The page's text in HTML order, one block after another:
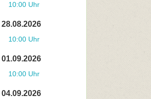
10:00 Uhr
28.08.2026
10:00 Uhr
01.09.2026
10:00 Uhr
04.09.2026